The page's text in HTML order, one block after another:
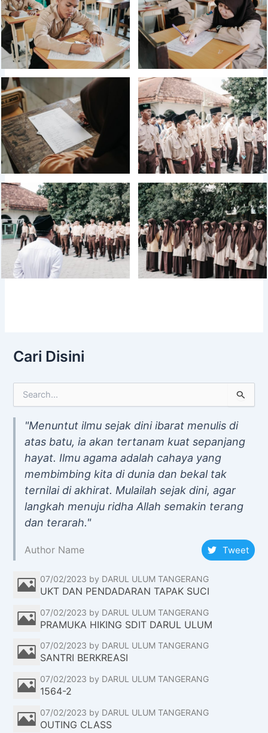
Cari Disini
e
a
"Menuntut ilmu sejak dini ibarat menulis di
atas batu, ia akan tertanam kuat sepanjang
hayat. Ilmu agama adalah cahaya yang
membimbing kita di dunia dan bekal tak
ternilai di akhirat. Mulailah sejak dini, agar
langkah menuju ridha Allah semakin terang
dan terarah."
Author Name Tweet
07/02/2023 by DARUL ULUM TANGERANG
UKT DAN PENDADARAN TAPAK SUCI
07/02/2023 by DARUL ULUM TANGERANG
PRAMUKA HIKING SDIT DARUL ULUM
07/02/2023 by DARUL ULUM TANGERANG
SANTRI BERKREASI
07/02/2023 by DARUL ULUM TANGERANG
1564-2
07/02/2023 by DARUL ULUM TANGERANG
OUTING CLASS